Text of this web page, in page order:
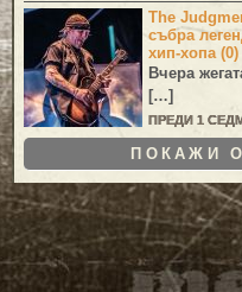
The
събра
хип-хопа (0)
Вчера
[…]
ПРЕДИ 1
ПОКАЖИ